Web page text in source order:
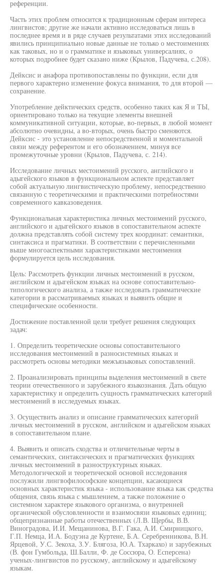
референции.
Часть этих проблем относится к традиционным сферам интереса
лингвистов; другие же начали активно исследоваться лишь в
последнее время и в ряде случаев результатами этих исследований
явились принципиально новые данные не только о местоимениях
как таковых, но и о грамматике и языковых универсалиях, о
которых подробнее будет сказано ниже (Крылов, Падучева, с.208).
Дейксис и анафора противопоставлены по функции, если для
первого характерно изменение фокуса внимания, то для второй —
сохранение.
Употребление дейктических средств, особенно таких как Я и ТЫ,
ориентировано только на текущие элементы внешней
коммуникативной ситуации, которые, во-первых, в любой момент
абсолютно очевидны, а во-вторых, очень быстро сменяются.
Дейксис - это установление непосредственной и моментальной
связи между референтом и его обозначением, минуя все
промежуточные уровни (Крылов, Падучева, с. 214).
Исследование личных местоимений русского, английского и
адыгейского языков в функциональном аспекте представляет
собой актуальную лингвистическую проблему, непосредственно
связанную с теоретическими и практическими потребностями
современного кавказоведения.
Функциональная характеристика личных местоимений русского,
английского и адыгейского языков в сопоставительном аспекте
должна представлять собой систему трех координат: семантики,
синтаксиса и прагматики. В соответствии с перечисленными
выше многоаспектными характеристиками местоимения
формулируется цель исследования.
Цель: Рассмотреть функции личных местоимений в русском,
английском и адыгейском языках на основе сопоставительно-
типологического анализа, а также исследовать грамматические
категории в рассматриваемых языках и выявить общие и
специфические особенности.
Достижение поставленной цели требует решения следующих
задач:
1. Определить теоретические основы сопоставительного
исследования местоимений в разносистемных языках и
рассмотреть основы методики межъязыковых сопоставлений.
2. Проанализировать принципы выделения местоимений в свете
теории отечественного и зарубежного языкознания. Дать общую
характеристику и определить сущность грамматических категорий
местоимений в исследуемых языках.
3. Осуществить анализ и описание грамматических категорий
личных местоимений в русском, английском и адыгейском языках
в сопоставительном плане.
4. Выявить и описать сходства и отличительные черты в
семантических, синтаксических и прагматических функциях
личных местоимений в разноструктурных языках.
Методологической и теоретической основой исследования
послужили лингвофилософские концепции, касающиеся
основных характеристик языка - использование языка как средства
общения, связь языка с мышлением, а также положение о
системном характере языкового организма, о внутренней
органической обусловленности и взаимосвязи языковых единиц;
общепризнанные работы отечественных (Л.В. Щербы, В.В.
Виноградова, И.И. Мещанинова, В.Г. Гака, А.И. Смирницкого,
Г.П. Немца, И.А. Бодуэна де Куртене, Б.А. Серебренникова, В.Н.
Ярцевой, У.С. Зекоха, З.У. Блягоза, Ю.А. Тхаркахо) и зарубежных
(В. фон Гумбольда, Ш.Балли, Ф. де Соссюра, О. Есперсена)
ученых-лингвистов по русскому, английскому и адыгейскому
языкам.